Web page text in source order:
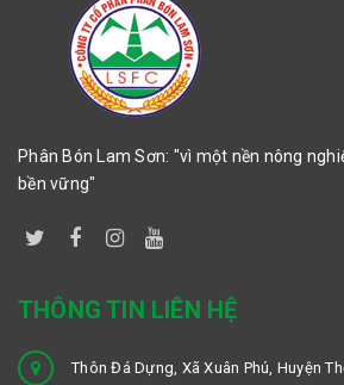
Phân Bón Lam Sơn: "vì một nền nông
bền vững"
THÔNG TIN LIÊN HỆ
Thôn Đá Dựng, Xã Xuân Phú, Huyện